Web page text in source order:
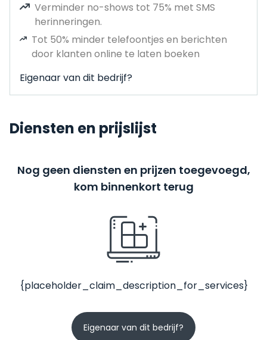
Verminder no-shows tot 75% met SMS
herinneringen.
Tot 50% minder telefoontjes en berichten
door klanten online te laten boeken
Eigenaar van dit bedrijf?
Diensten en prijslijst
Nog geen diensten en prijzen toegevoegd,
kom binnenkort terug
{placeholder_claim_description_for_services}
Eigenaar van dit bedrijf?